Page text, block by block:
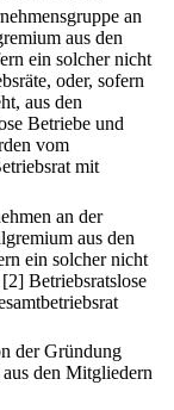
an
aus den
ein solcher nicht
oder, sofern
aus den
Betriebe und
vom
mit
an der
aus den
ein solcher nicht
[2] Betriebsratslose
der Gründung
den Mitgliedern